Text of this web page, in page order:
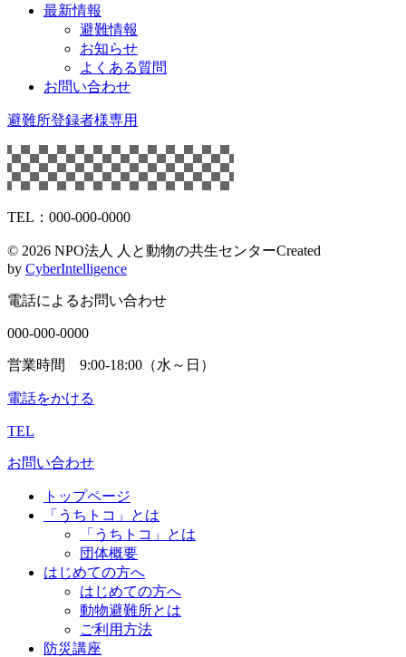
最新情報
避難情報
お知らせ
よくある質問
お問い合わせ
避難所登録者様専用
TEL：000-000-0000
© 2026 NPO法人 人と動物の共生センターCreated
by CyberIntelligence
電話によるお問い合わせ
000-000-0000
営業時間 9:00-18:00（水～日）
電話をかける
TEL
お問い合わせ
トップページ
「うちトコ」とは
「うちトコ」とは
団体概要
はじめての方へ
はじめての方へ
動物避難所とは
ご利用方法
防災講座